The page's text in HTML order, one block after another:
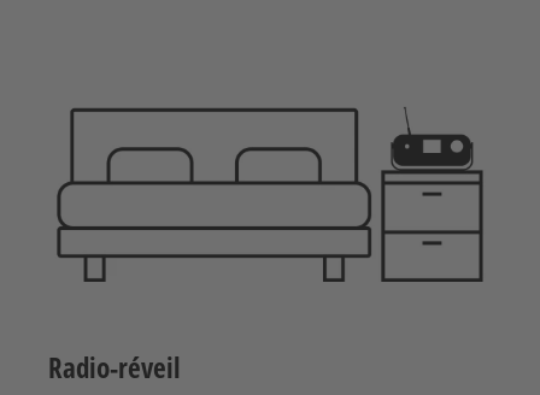
Radio-réveil